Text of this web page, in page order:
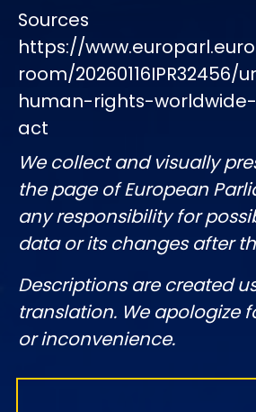
Sources
https://
room/
human-rights-
act
We collect and visually
the page of European
any responsibility for
data or its changes after
Descriptions are created
translation. We apologize
or inconvenience.